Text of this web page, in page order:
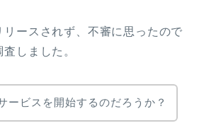
リースされず、不審に思ったので
しました。
ービスを開始するのだろうか？